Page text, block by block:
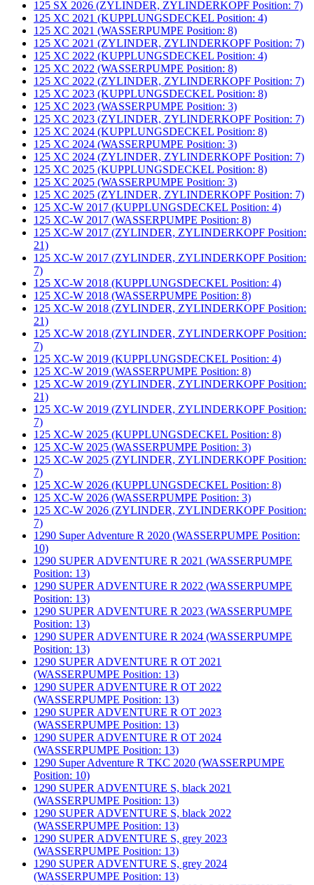
125 SX 2026 (ZYLINDER, ZYLINDERKOPF Position: 7)
125 XC 2021 (KUPPLUNGSDECKEL Position: 4)
125 XC 2021 (WASSERPUMPE Position: 8)
125 XC 2021 (ZYLINDER, ZYLINDERKOPF Position: 7)
125 XC 2022 (KUPPLUNGSDECKEL Position: 4)
125 XC 2022 (WASSERPUMPE Position: 8)
125 XC 2022 (ZYLINDER, ZYLINDERKOPF Position: 7)
125 XC 2023 (KUPPLUNGSDECKEL Position: 8)
125 XC 2023 (WASSERPUMPE Position: 3)
125 XC 2023 (ZYLINDER, ZYLINDERKOPF Position: 7)
125 XC 2024 (KUPPLUNGSDECKEL Position: 8)
125 XC 2024 (WASSERPUMPE Position: 3)
125 XC 2024 (ZYLINDER, ZYLINDERKOPF Position: 7)
125 XC 2025 (KUPPLUNGSDECKEL Position: 8)
125 XC 2025 (WASSERPUMPE Position: 3)
125 XC 2025 (ZYLINDER, ZYLINDERKOPF Position: 7)
125 XC-W 2017 (KUPPLUNGSDECKEL Position: 4)
125 XC-W 2017 (WASSERPUMPE Position: 8)
125 XC-W 2017 (ZYLINDER, ZYLINDERKOPF Position:
21)
125 XC-W 2017 (ZYLINDER, ZYLINDERKOPF Position:
7)
125 XC-W 2018 (KUPPLUNGSDECKEL Position: 4)
125 XC-W 2018 (WASSERPUMPE Position: 8)
125 XC-W 2018 (ZYLINDER, ZYLINDERKOPF Position:
21)
125 XC-W 2018 (ZYLINDER, ZYLINDERKOPF Position:
7)
125 XC-W 2019 (KUPPLUNGSDECKEL Position: 4)
125 XC-W 2019 (WASSERPUMPE Position: 8)
125 XC-W 2019 (ZYLINDER, ZYLINDERKOPF Position:
21)
125 XC-W 2019 (ZYLINDER, ZYLINDERKOPF Position:
7)
125 XC-W 2025 (KUPPLUNGSDECKEL Position: 8)
125 XC-W 2025 (WASSERPUMPE Position: 3)
125 XC-W 2025 (ZYLINDER, ZYLINDERKOPF Position:
7)
125 XC-W 2026 (KUPPLUNGSDECKEL Position: 8)
125 XC-W 2026 (WASSERPUMPE Position: 3)
125 XC-W 2026 (ZYLINDER, ZYLINDERKOPF Position:
7)
1290 Super Adventure R 2020 (WASSERPUMPE Position:
10)
1290 SUPER ADVENTURE R 2021 (WASSERPUMPE
Position: 13)
1290 SUPER ADVENTURE R 2022 (WASSERPUMPE
Position: 13)
1290 SUPER ADVENTURE R 2023 (WASSERPUMPE
Position: 13)
1290 SUPER ADVENTURE R 2024 (WASSERPUMPE
Position: 13)
1290 SUPER ADVENTURE R OT 2021
(WASSERPUMPE Position: 13)
1290 SUPER ADVENTURE R OT 2022
(WASSERPUMPE Position: 13)
1290 SUPER ADVENTURE R OT 2023
(WASSERPUMPE Position: 13)
1290 SUPER ADVENTURE R OT 2024
(WASSERPUMPE Position: 13)
1290 Super Adventure R TKC 2020 (WASSERPUMPE
Position: 10)
1290 SUPER ADVENTURE S, black 2021
(WASSERPUMPE Position: 13)
1290 SUPER ADVENTURE S, black 2022
(WASSERPUMPE Position: 13)
1290 SUPER ADVENTURE S, grey 2023
(WASSERPUMPE Position: 13)
1290 SUPER ADVENTURE S, grey 2024
(WASSERPUMPE Position: 13)